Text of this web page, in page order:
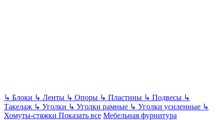
↳ Блоки ↳ Ленты ↳ Опоры ↳ Пластины ↳ Подвесы ↳
Такелаж ↳ Уголки ↳ Уголки рамные ↳ Уголки усиленные ↳
Хомуты-стяжки Показать все Мебельная фурнитура